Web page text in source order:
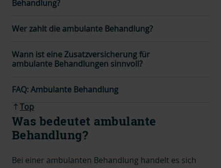
Behandlung?
Wer zahlt die ambulante Behandlung?
Wann ist eine Zusatzversicherung für
ambulante Behandlungen sinnvoll?
FAQ: Ambulante Behandlung
Top
Was bedeutet ambulante
Behandlung?
Bei einer ambulanten Behandlung handelt es sich